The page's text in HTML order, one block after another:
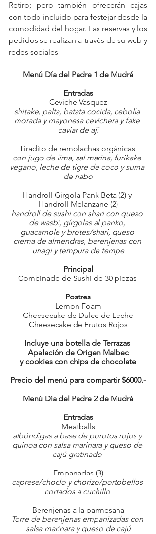
Retiro; pero también ofrecerán cajas
con todo incluido para festejar desde la
comodidad del hogar. Las reservas y los
pedidos se realizan a través de su web y
redes sociales.
Menú Día del Padre 1 de Mudrá
Entradas
Ceviche Vasquez
shitake, palta, batata cocida, cebolla
morada y mayonesa cevichera y fake
caviar de ají
Tiradito de remolachas orgánicas
con jugo de lima, sal marina, furikake
vegano, leche de tigre de coco y suma
de nabo
Handroll Girgola Pank Beta (2) y
Handroll Melanzane (2)
handroll de sushi con shari con queso
de wasbi, gírgolas al panko,
guacamole y brotes/shari, queso
crema de almendras, berenjenas con
unagi y tempura de tempe
Principal
Combinado de Sushi de 30 piezas
Postres
Lemon Foam
Cheesecake de Dulce de Leche
Cheesecake de Frutos Rojos
Incluye una botella de Terrazas
Apelación de Origen Malbec
y cookies con chips de chocolate
Precio del menú para compartir $6000.-
Menú Día del Padre 2 de Mudrá
Entradas
Meatballs
albóndigas a base de porotos rojos y
quinoa con salsa marinara y queso de
cajú gratinado
Empanadas (3)
caprese/choclo y chorizo/portobellos
cortados a cuchillo
Berenjenas a la parmesana
Torre de berenjenas empanizadas con
salsa marinara y queso de cajú